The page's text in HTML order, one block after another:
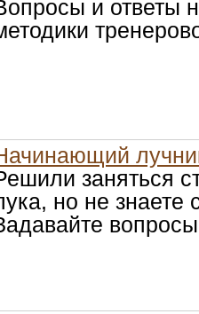
и ответы
заняться
но не знаете